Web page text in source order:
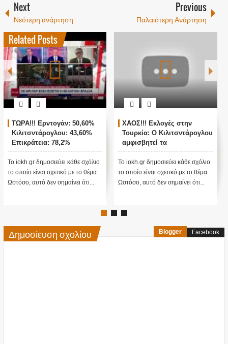
Next
Νεότερη ανάρτηση
Previous
Παλαιότερη Ανάρτηση
Related Posts
ΤΩΡΑ!!! Ερντογάν: 50,60%
Κιλιτσντάρογλου: 43,60%
Επικράτεια: 78,2%
Το iokh.gr δημοσιεύει κάθε σχόλιο
το οποίο είναι σχετικό με το θέμα.
Ωστόσο, αυτό δεν σημαίνει ότι...
ΧΑΟΣ!!! Εκλογές στην
Τουρκία: Ο Κιλιτσντάρογλου
αμφισβητεί τα
αποτελέσματα θα γίνουν
ενστάσεις...
Το iokh.gr δημοσιεύει κάθε σχόλιο
το οποίο είναι σχετικό με το θέμα.
Ωστόσο, αυτό δεν σημαίνει ότι...
Δημοσίευση σχολίου Blogger Facebook